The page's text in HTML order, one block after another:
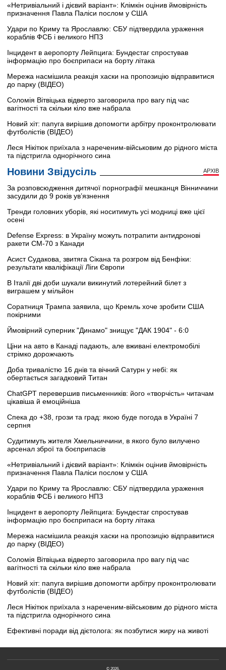
«Нетривіальний і дієвий варіант»: Клімкін оцінив ймовірність
призначення Павла Паліси послом у США
Удари по Криму та Ярославлю: СБУ підтвердила ураження
кораблів ФСБ і великого НПЗ
Інцидент в аеропорту Лейпцига: Бундестаг спростував
інформацію про боєприпаси на борту літака
Мережа насмішила реакція хаски на пропозицію відправитися
до парку (ВІДЕО)
Соломія Вітвіцька відверто заговорила про вагу під час
вагітності та скільки кіло вже набрала
Новий хіт: папуга вирішив допомогти арбітру проконтролювати
футболістів (ВІДЕО)
Леся Нікітюк приїхала з нареченим-військовим до рідного міста
та підстригла однорічного сина
Новини Звідусіль АРХІВ
За розповсюдження дитячої порнографії мешканця Вінниччини
засудили до 9 років ув’язнення
Тренди головних уборів, які носитимуть усі модниці вже цієї
осені
Defense Express: в Україну можуть потрапити антидронові
ракети CM-70 з Канади
Асист Судакова, звитяга Сікана та розгром від Бенфіки:
результати кваліфікації Ліги Європи
В Італії дві доби шукали викинутий лотерейний білет з
виграшем у мільйон
Соратниця Трампа заявила, що Кремль хоче зробити США
покірними
Ймовірний суперник "Динамо" знищує "ДАК 1904" - 6:0
Ціни на авто в Канаді падають, але вживані електромобілі
стрімко дорожчають
Доба тривалістю 16 днів та вічний Сатурн у небі: як
обертається загадковий Титан
ChatGPT перевершив письменників: його «творчість» читачам
цікавіша й емоційніша
Спека до +38, грози та град: якою буде погода в Україні 7
серпня
Судитимуть жителя Хмельниччини, в якого було вилучено
арсенал зброї та боєприпасів
«Нетривіальний і дієвий варіант»: Клімкін оцінив ймовірність
призначення Павла Паліси послом у США
Удари по Криму та Ярославлю: СБУ підтвердила ураження
кораблів ФСБ і великого НПЗ
Інцидент в аеропорту Лейпцига: Бундестаг спростував
інформацію про боєприпаси на борту літака
Мережа насмішила реакція хаски на пропозицію відправитися
до парку (ВІДЕО)
Соломія Вітвіцька відверто заговорила про вагу під час
вагітності та скільки кіло вже набрала
Новий хіт: папуга вирішив допомогти арбітру проконтролювати
футболістів (ВІДЕО)
Леся Нікітюк приїхала з нареченим-військовим до рідного міста
та підстригла однорічного сина
Ефективні поради від дієтолога: як позбутися жиру на животі
© 2026.